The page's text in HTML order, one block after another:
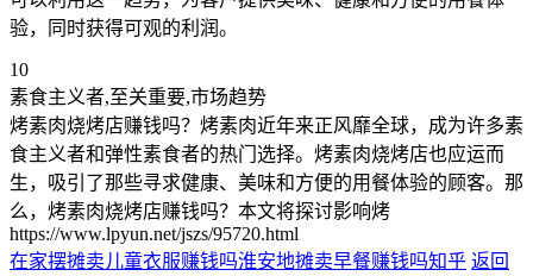
验，同时获得可观的利润。
10
素食主义者,至关重要,市场趋势
烤素肉烧烤店赚钱吗？烤素肉近年来正风靡全球，成为许多素
食主义者和弹性素食者的热门选择。烤素肉烧烤店也应运而
生，吸引了那些寻求健康、美味和方便的用餐体验的顾客。那
么，烤素肉烧烤店赚钱吗？本文将探讨影响烤
https://www.lpyun.net/jszs/95720.html
在家摆摊卖儿童衣服赚钱吗淮安地摊卖早餐赚钱吗知乎 返回